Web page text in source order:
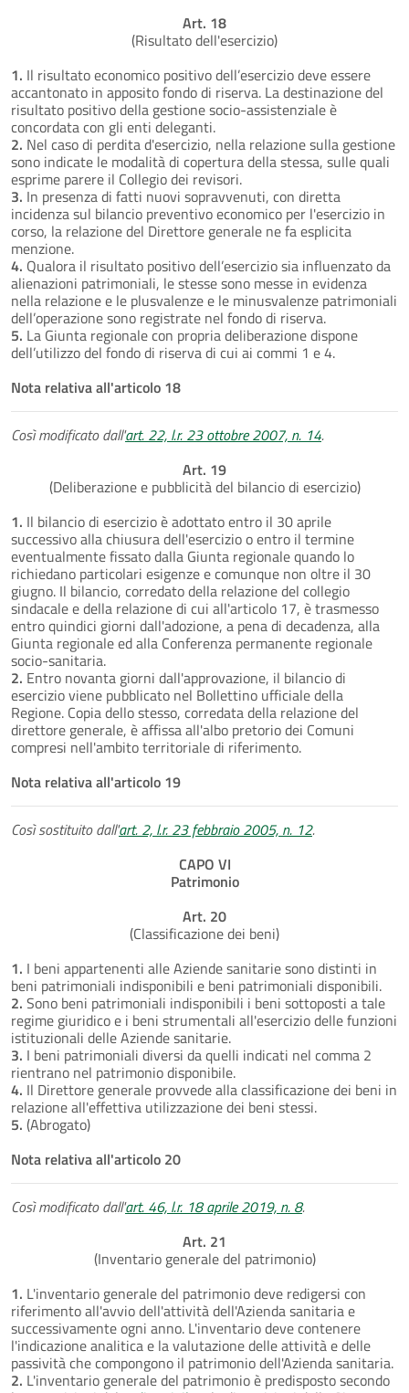
Art. 18
(Risultato dell'esercizio)
1. Il risultato economico positivo dell’esercizio deve essere
accantonato in apposito fondo di riserva. La destinazione del
risultato positivo della gestione socio-assistenziale è
concordata con gli enti deleganti.
2. Nel caso di perdita d'esercizio, nella relazione sulla gestione
sono indicate le modalità di copertura della stessa, sulle quali
esprime parere il Collegio dei revisori.
3. In presenza di fatti nuovi sopravvenuti, con diretta
incidenza sul bilancio preventivo economico per l'esercizio in
corso, la relazione del Direttore generale ne fa esplicita
menzione.
4. Qualora il risultato positivo dell’esercizio sia influenzato da
alienazioni patrimoniali, le stesse sono messe in evidenza
nella relazione e le plusvalenze e le minusvalenze patrimoniali
dell’operazione sono registrate nel fondo di riserva.
5. La Giunta regionale con propria deliberazione dispone
dell’utilizzo del fondo di riserva di cui ai commi 1 e 4.
Nota relativa all'articolo 18
Così modificato dall'art. 22, l.r. 23 ottobre 2007, n. 14.
Art. 19
(Deliberazione e pubblicità del bilancio di esercizio)
1. Il bilancio di esercizio è adottato entro il 30 aprile
successivo alla chiusura dell'esercizio o entro il termine
eventualmente fissato dalla Giunta regionale quando lo
richiedano particolari esigenze e comunque non oltre il 30
giugno. Il bilancio, corredato della relazione del collegio
sindacale e della relazione di cui all'articolo 17, è trasmesso
entro quindici giorni dall'adozione, a pena di decadenza, alla
Giunta regionale ed alla Conferenza permanente regionale
socio-sanitaria.
2. Entro novanta giorni dall'approvazione, il bilancio di
esercizio viene pubblicato nel Bollettino ufficiale della
Regione. Copia dello stesso, corredata della relazione del
direttore generale, è affissa all'albo pretorio dei Comuni
compresi nell'ambito territoriale di riferimento.
Nota relativa all'articolo 19
Così sostituito dall'art. 2, l.r. 23 febbraio 2005, n. 12.
CAPO VI
Patrimonio
Art. 20
(Classificazione dei beni)
1. I beni appartenenti alle Aziende sanitarie sono distinti in
beni patrimoniali indisponibili e beni patrimoniali disponibili.
2. Sono beni patrimoniali indisponibili i beni sottoposti a tale
regime giuridico e i beni strumentali all'esercizio delle funzioni
istituzionali delle Aziende sanitarie.
3. I beni patrimoniali diversi da quelli indicati nel comma 2
rientrano nel patrimonio disponibile.
4. Il Direttore generale provvede alla classificazione dei beni in
relazione all'effettiva utilizzazione dei beni stessi.
5. (Abrogato)
Nota relativa all'articolo 20
Così modificato dall'art. 46, l.r. 18 aprile 2019, n. 8.
Art. 21
(Inventario generale del patrimonio)
1. L'inventario generale del patrimonio deve redigersi con
riferimento all'avvio dell'attività dell'Azienda sanitaria e
successivamente ogni anno. L'inventario deve contenere
l'indicazione analitica e la valutazione delle attività e delle
passività che compongono il patrimonio dell'Azienda sanitaria.
2. L'inventario generale del patrimonio è predisposto secondo